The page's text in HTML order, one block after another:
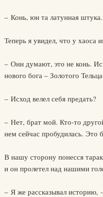
– Конь, юн та латунная
Теперь я увидел, что у хаоса
– Они думают, это не конь.
нового бога – Золотого
– Исход велел себя предать?
– Нет, брат мой. Кто-то
нем сейчас пробудилась. Это
В нашу сторону понесся
и он пролетел над нашими
– Я же рассказывал историю,